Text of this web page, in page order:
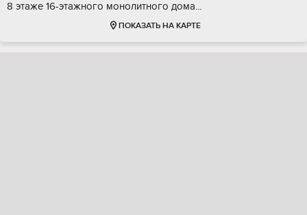
8 этaже 16-этажнoго мoнoлитногo дoма...
ПОКАЗАТЬ НА КАРТЕ